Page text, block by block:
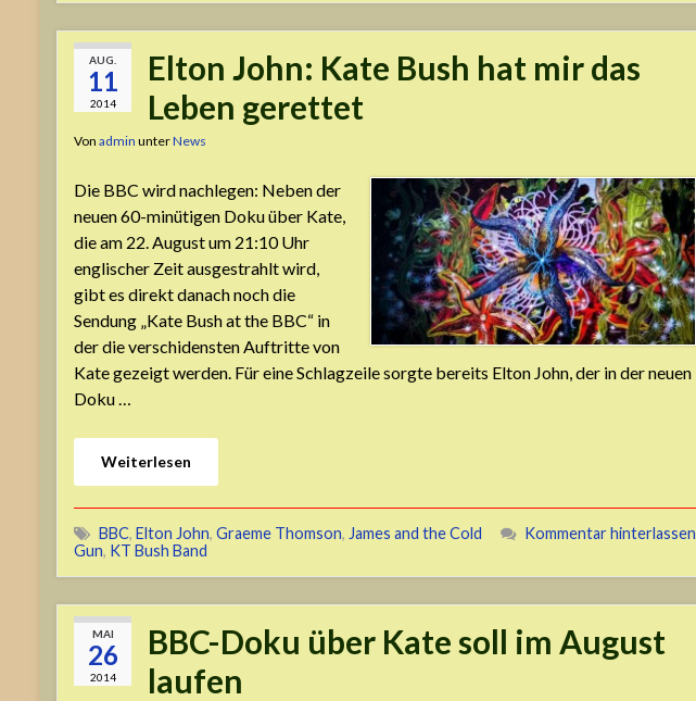
AUG.
11
2014
Elton John: Kate Bush hat mir das
Leben gerettet
Von admin unterNews
Die BBC wird nachlegen: Neben der
neuen 60-minütigen Doku über Kate,
die am 22. August um 21:10 Uhr
englischer Zeit ausgestrahlt wird,
gibt es direkt danach noch die
Sendung „Kate Bush at the BBC“ in
der die verschidensten Auftritte von
Kate gezeigt werden. Für eine Schlagzeile sorgte bereits Elton John, der in der neuen
Doku …
Weiterlesen
BBC, Elton John, Graeme Thomson, James and the Cold
Gun, KT Bush Band
Kommentar hinterlassen
MAI
26
2014
BBC-Doku über Kate soll im August
laufen